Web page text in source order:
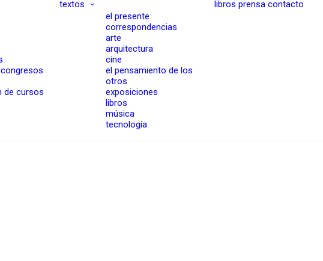
de cursos
textos
el presente
correspondencias
arte
arquitectura
cine
el pensamiento de los
otros
exposiciones
libros
música
tecnología
libros prensa contacto